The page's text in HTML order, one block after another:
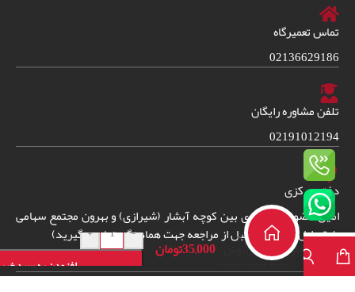
تماس تعمیرگاه
02136629186
تلفن مشاوره رایگان
02191012194
دفتر مرکزی
امین حضور خیابان ری بین کوچه آبشار (شیرازی) و بهرون مجتمع سهامی
طبقه اول واحد 38. (قبل از مراجعه جهت هماهنگی تماس بگیرید)دفترچه راهنمای
فارسی یخچال بوش
مدلKSV36VI304
35,000تومان
-
+
افزودن به سبد